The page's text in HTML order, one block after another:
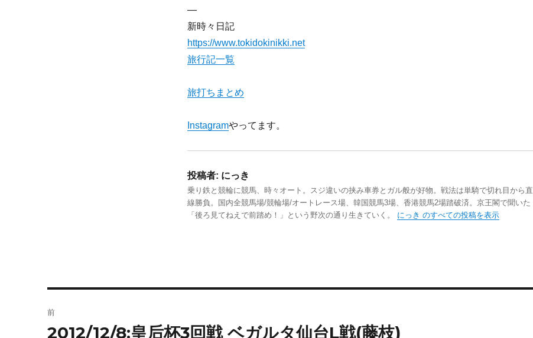
—
新時々日記
https://www.tokidokinikki.net
旅行記一覧
旅打ちまとめ
Instagramやってます。
投稿者: にっき
乗り鉄と競輪に競馬、時々オート。スジ違いの挟み車券とガル般が好物。戦法は単騎で切れ目から直
線勝負。国内全競馬場/競輪場/オートレース場、韓国競馬3場、香港競馬2場踏破済。京王閣で聞いた
「後ろ見てねえで前踏め！」という野次の通り生きていく。 にっき のすべての投稿を表示
稿
前
前
2012/12/8:皇后杯3回戦 ベガルタ仙台L戦(藤枝)